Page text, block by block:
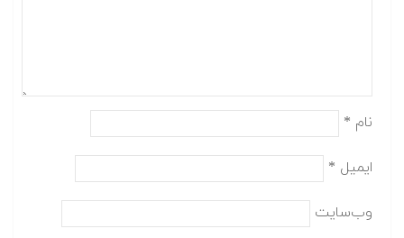
نام *
ایمیل *
وب‌سایت